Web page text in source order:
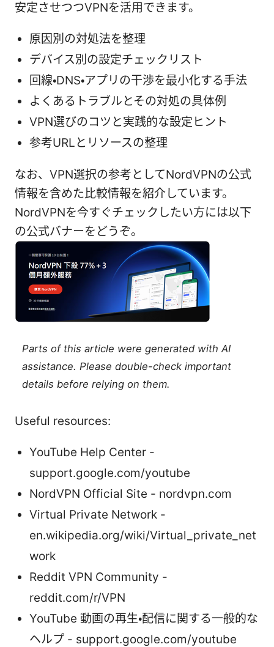
安定させつつVPNを活用できます。
原因別の対処法を整理
デバイス別の設定チェックリスト
回線・DNS・アプリの干渉を最小化する手法
よくあるトラブルとその対処の具体例
VPN選びのコツと実践的な設定ヒント
参考URLとリソースの整理
なお、VPN選択の参考としてNordVPNの公式
情報を含めた比較情報を紹介しています。
NordVPNを今すぐチェックしたい方には以下
の公式バナーをどうぞ。
Parts of this article were generated with AI
assistance. Please double-check important
details before relying on them.
Useful resources:
YouTube Help Center -
support.google.com/youtube
NordVPN Official Site - nordvpn.com
Virtual Private Network -
en.wikipedia.org/wiki/Virtual_private_net
work
Reddit VPN Community -
reddit.com/r/VPN
YouTube 動画の再生・配信に関する一般的な
ヘルプ - support.google.com/youtube